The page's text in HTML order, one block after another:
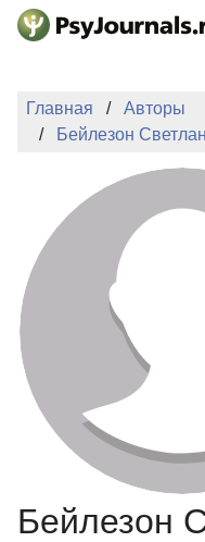
Перейти к основному
Регистрация
Главная
Авторы
Бейлезон
Бейлезон